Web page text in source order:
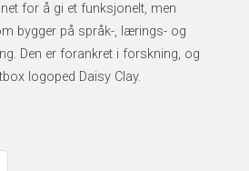
for å gi et funksjonelt, men
bygger på språk-, lærings- og
Den er forankret i forskning, og
logoped Daisy Clay.